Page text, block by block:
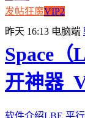
发帖狂魔VIP2
昨天 16:13 电脑端
Space（
开神器
软件介绍LBE 平行